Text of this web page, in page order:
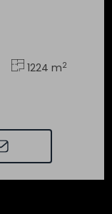
1224 m2